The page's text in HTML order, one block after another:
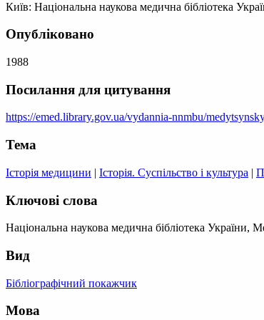
Київ: Національна наукова медична бібліотека
Опубліковано
1988
Посилання для цитування
https://emed.library.gov.ua/vydannia-nnmbu/
Тема
Історія медицини | Історія. Суспільство і культура |
Ключові слова
Національна наукова медична бібліотека України,
Вид
Бібліографічний покажчик
Мова